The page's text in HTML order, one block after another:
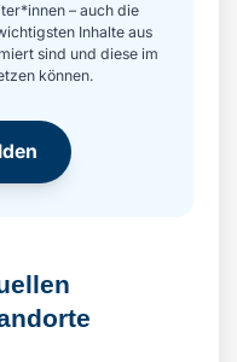
– auch die
Inhalte aus
sind und diese im
können.